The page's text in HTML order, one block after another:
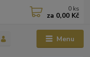
Menu
0 ks
za 0,00 Kč